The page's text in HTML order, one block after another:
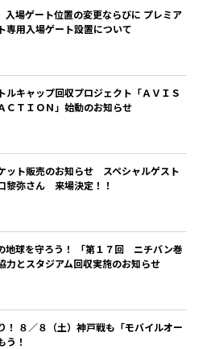
場ゲート位置の変更ならびに プレミア
専用入場ゲート設置について
ルキャップ回収プロジェクト「ＡＶＩＳ
ＴＩＯＮ」始動のお知らせ
ット販売のお知らせ スペシャルゲスト
黎弥さん 来場決定！！
地球を守ろう！ 「第１７回 ニチバン巻
力とスタジアム回収実施のお知らせ
！ ８／８（土）神戸戦も「モバイルオー
う！